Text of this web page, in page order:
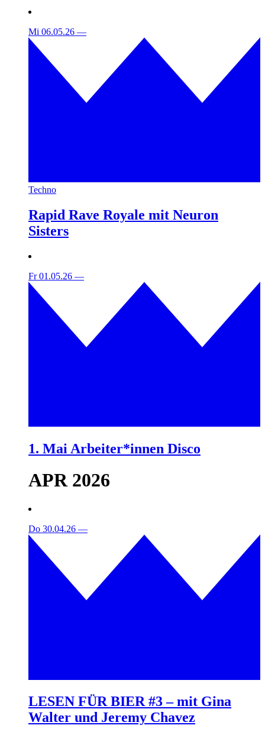
Mi 06.05.26 —
Techno
Rapid Rave Royale mit Neuron
Sisters
Fr 01.05.26 —
1. Mai Arbeiter*innen Disco
APR 2026
Do 30.04.26 —
LESEN FÜR BIER #3 – mit Gina
Walter und Jeremy Chavez